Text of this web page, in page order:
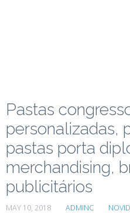
Pastas
personalizadas,
pastas porta
merchandising,
publicitários
MAY 10, 2018 ADMINC